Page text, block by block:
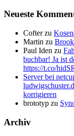
Neueste
Cofterzu
Martin zu
Paul Iden zu
buchbar! Ja ist
https://t.co/
Server bei
korrigieren
brototyp zu
Archiv